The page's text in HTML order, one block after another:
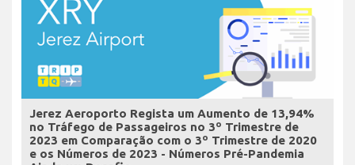
Jerez Aeroporto Regista um Aumento de 13,94%
no Tráfego de Passageiros no 3º Trimestre de
2023 em Comparação com o 3º Trimestre de 2020
e os Números de 2023 - Números Pré-Pandemia